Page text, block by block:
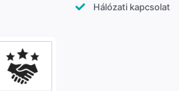
Hálózati kapcsolat